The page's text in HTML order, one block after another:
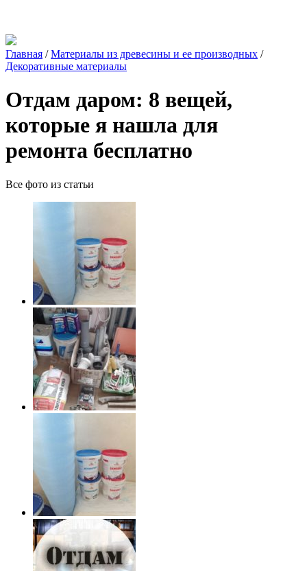
Главная /Материалы из древесины и ее производных /
Декоративные материалы
Отдам даром: 8 вещей,
которые я нашла для
ремонта бесплатно
Все фото из статьи